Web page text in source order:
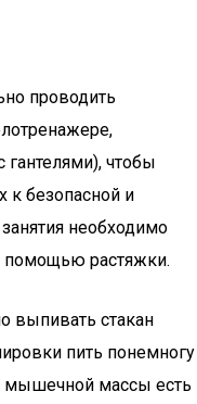
проводить
гантелями), чтобы
к безопасной и
необходимо
помощью растяжки.
выпивать стакан
пить понемногу
мышечной массы есть